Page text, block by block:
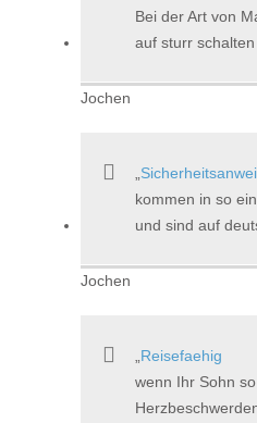
Bei der Art von
auf sturr schalten
Jochen
kommen in so
und sind auf
Jochen
Reisefaehig
wenn Ihr Sohn